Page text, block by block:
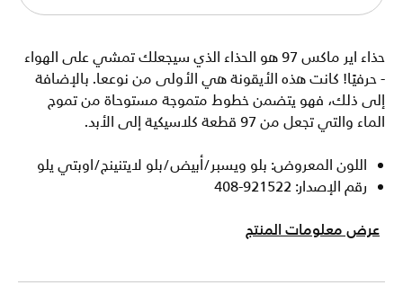
حذاء اير ماكس 97 هو الحذاء الذي سيجعلك تمشي على الهواء
- حرفيًا! كانت هذه الأيقونة هي الأولى من نوععا. بالإضافة
إلى ذلك، فهو يتضمن خطوط متموجة مستوحاة من تموج
الماء والتي تجعل من 97 قطعة كلاسيكية إلى الأبد.
اللون المعروض: بلو ويسبر/أبيض/بلو لايتنينج/اوبتي يلو
رقم الإصدار: 921522-408
عرض معلومات المنتج